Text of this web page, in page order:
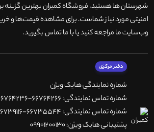
شهرستان ها هستید، فروشگاه کمیران بهترین گزینه
امنیتی مورد نیاز شماست. برای مشاهده قیمت‌ها و
وب‌سایت ما مراجعه کنید یا با ما تماس بگیرید.
دفتر مرکزی
شماره نمایندگی هایک ویژن
شماره تماس نمایندگی: 66764266-66764236-66764257
شماره تماس نمایندگی: 66735544-66739116-66739127
پشتیبانی هایک ویژن: 09901200130